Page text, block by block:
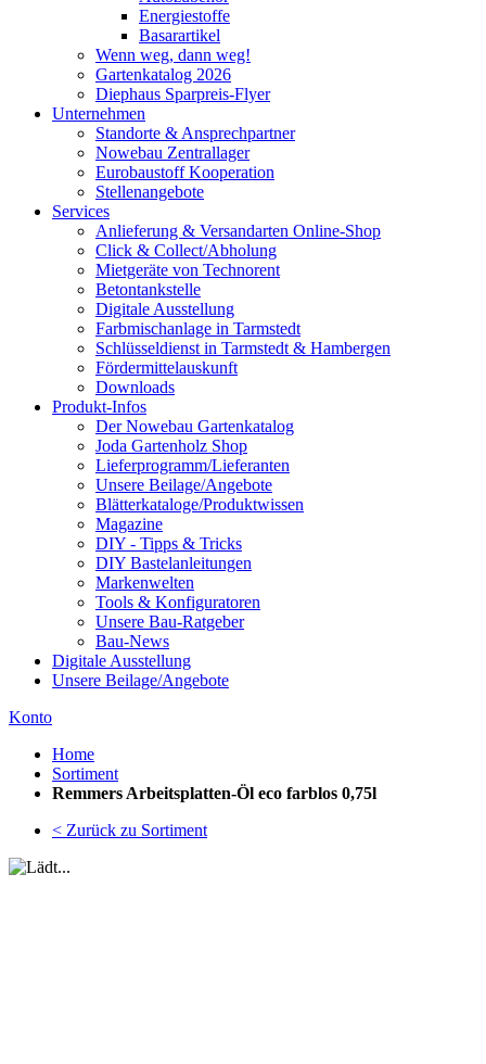
Energiestoffe
Basarartikel
Wenn weg, dann weg!
Gartenkatalog 2026
Diephaus Sparpreis-Flyer
Unternehmen
Standorte & Ansprechpartner
Nowebau Zentrallager
Eurobaustoff Kooperation
Stellenangebote
Services
Anlieferung & Versandarten Online-Shop
Click & Collect/Abholung
Mietgeräte von Technorent
Betontankstelle
Digitale Ausstellung
Farbmischanlage in Tarmstedt
Schlüsseldienst in Tarmstedt & Hambergen
Fördermittelauskunft
Downloads
Produkt-Infos
Der Nowebau Gartenkatalog
Joda Gartenholz Shop
Lieferprogramm/Lieferanten
Unsere Beilage/Angebote
Blätterkataloge/Produktwissen
Magazine
DIY - Tipps & Tricks
DIY Bastelanleitungen
Markenwelten
Tools & Konfiguratoren
Unsere Bau-Ratgeber
Bau-News
Digitale Ausstellung
Unsere Beilage/Angebote
Konto
Home
Sortiment
Remmers Arbeitsplatten-Öl eco farblos 0,75l
< Zurück zu Sortiment